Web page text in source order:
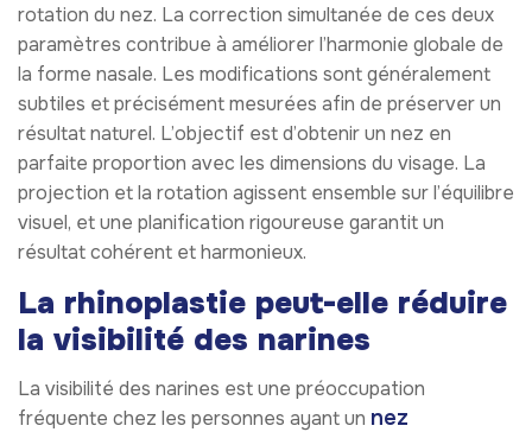
rotation du nez. La correction simultanée de ces deux
paramètres contribue à améliorer l’harmonie globale de
la forme nasale. Les modifications sont généralement
subtiles et précisément mesurées afin de préserver un
résultat naturel. L’objectif est d’obtenir un nez en
parfaite proportion avec les dimensions du visage. La
projection et la rotation agissent ensemble sur l’équilibre
visuel, et une planification rigoureuse garantit un
résultat cohérent et harmonieux.
La rhinoplastie peut-elle réduire
la visibilité des narines
La visibilité des narines est une préoccupation
fréquente chez les personnes ayant un nez